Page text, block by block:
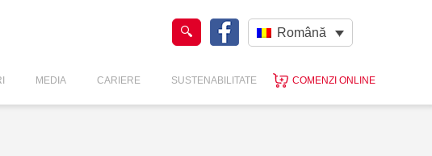
Română
MEDIA CARIERE SUSTENABILITATE COMENZI ONLINE